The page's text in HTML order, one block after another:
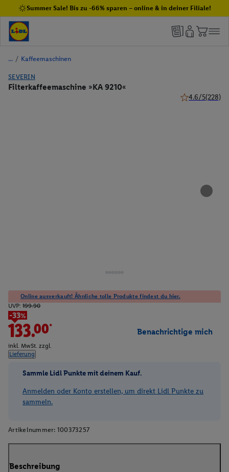
Summer Sale! Bis zu -66% sparen – online & in deiner Filiale!
/ Kaffeemaschinen
SEVERIN
Filterkaffeemaschine »KA 9210«
4.6/5(228)
Online ausverkauft! Ähnliche tolle Produkte findest du hier.
UVP: 199.90
-33%
133.00*
inkl. MwSt. zzgl.
Lieferung
Benachrichtige mich
Sammle Lidl Punkte mit deinem Kauf.
Anmelden oder Konto erstellen, um direkt Lidl Punkte zu
sammeln.
Artikelnummer: 100373257
Beschreibung